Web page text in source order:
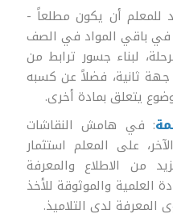
للمعلم أن يكون مطلعاً -
في باقي المواد في الصف
لبناء جسور ترابط من
ثانية، فضلاً عن كسبه
يتعلق بمادة أخرى.
: في هامش النقاشات
على المعلم استثمار
من الاطلاع والمعرفة
العلمية والموثوقة للأخذ
لدى التلاميذ.